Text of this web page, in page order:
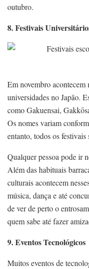
outubro.
8. Festivais
Em novembro acontecem
universidades no Japão.
como Gakuensai,
Os nomes variam
entanto, todos os festivais
Qualquer pessoa pode ir
Além das habituais
culturais acontecem
música, dança e até
de ver de perto o
quem sabe até fazer
9. Eventos Tecnológicos
Muitos eventos de